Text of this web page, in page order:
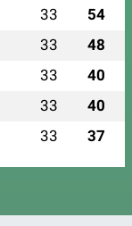
33 54
33 48
33 40
33 40
33 37